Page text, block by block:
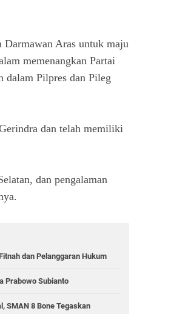
Aras untuk maju
memenangkan Partai
dalam Pilpres dan Pileg
dan telah memiliki
dan pengalaman
dan Pelanggaran Hukum
Prabowo Subianto
SMAN 8 Bone Tegaskan